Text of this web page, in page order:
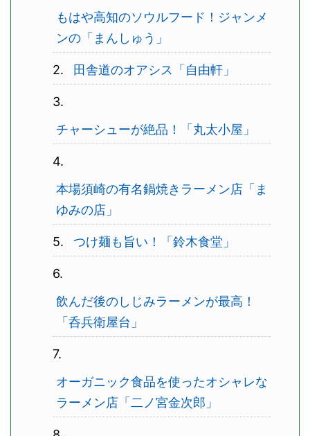
もはや高知のソウルフード！ジャンメ
ンの「まんしゅう」
田舎道のオアシス「自由軒」
チャーシューが絶品！「丸太小屋」
本場須崎の有名鍋焼きラーメン店「ま
ゆみの店」
つけ麺も旨い！「鈴木食堂」
飲んだ後のしじみラーメンが最高！
「呑兵衛屋台」
オーガニック食品を使ったオシャレな
ラーメン店「二ノ宮金次郎」